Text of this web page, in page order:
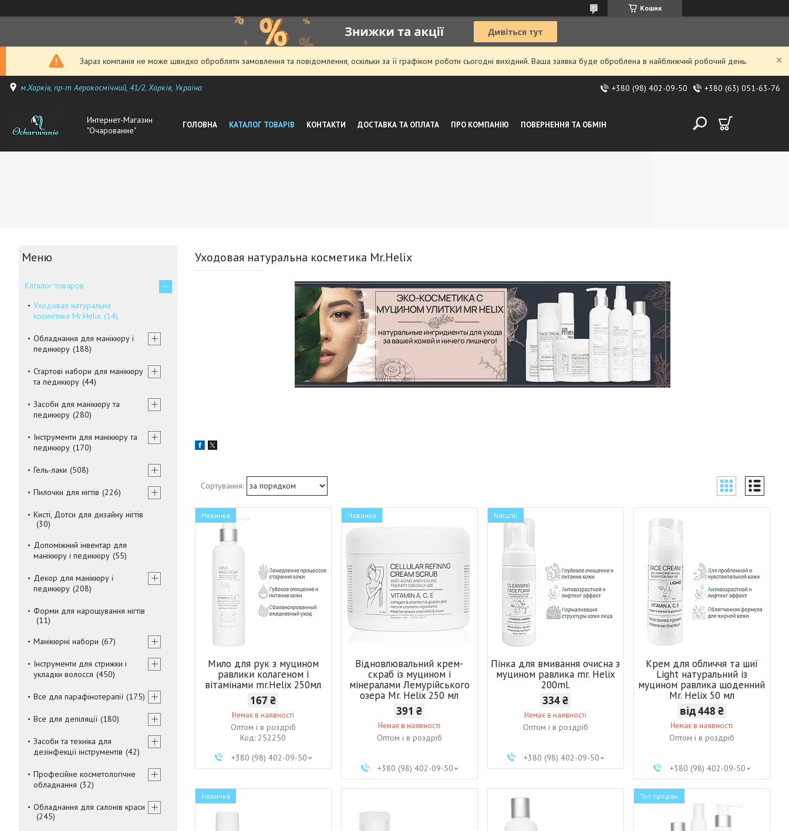
Кошик
Зараз компанія не може швидко обробляти замовлення та повідомлення, оскільки за її графіком роботи сьогодні вихідний. Ваша заявка буде оброблена в найближчий робочий день.
м.Харків, пр-т Аерокосмічний, 41/2, Харків, Україна +380 (98) 402-09-50 +380 (63) 051-63-76
Интернет-Магазин
"Очарование"
ГОЛОВНА КАТАЛОГ ТОВАРІВ КОНТАКТИ ДОСТАВКА ТА ОПЛАТА ПРО КОМПАНІЮ ПОВЕРНЕННЯ ТА ОБМІН
Уходовая натуральна косметика Mr.Helix
Новинка
Мило для рук з муцином
равлики колагеном і
вітамінами mr.Helix 250мл
167 ₴
Немає в наявності
Оптом і в роздріб
252250
+380 (98) 402-09-50
Новинка
Відновлювальний крем-
скраб із муцином і
мінералами Лемурійського
озера Mr. Helix 250 мл
391 ₴
Немає в наявності
Оптом і в роздріб
+380 (98) 402-09-50
Natural
Пінка для вмивання очисна з
муцином равлика mr. Helix
200ml.
334 ₴
Немає в наявності
Оптом і в роздріб
+380 (98) 402-09-50
Крем для обличчя та шиї
Light натуральний із
муцином равлика щоденний
Mr. Helix 50 мл
від 448 ₴
Немає в наявності
Оптом і в роздріб
+380 (98) 402-09-50
Новинка Топ продаж
Каталог товаров
Уходовая натуральна
косметика Mr.Helix 14
Обладнання для манікюру і
педикюру 188
Стартові набори для манікюру
та педикюру 44
Засоби для манікюру та
педикюру 280
Інструменти для манікюру та
педикюру 170
Гель-лаки 508
Пилочки для нігтів 226
Кисті, Дотси для дизайну нігтів
30
Допоміжний інвентар для
манікюру і педикюру 55
Декор для манікюру і
педикюру 208
Форми для нарощування нігтів
11
Манікюрні набори 67
Інструменти для стрижки і
укладки волосся 450
Все для парафінотерапії 175
Все для депіляції 180
Засоби та техніка для
дезінфекції інструментів 42
Професійне косметологічне
обладнання
32
Обладнання для салонів краси
245